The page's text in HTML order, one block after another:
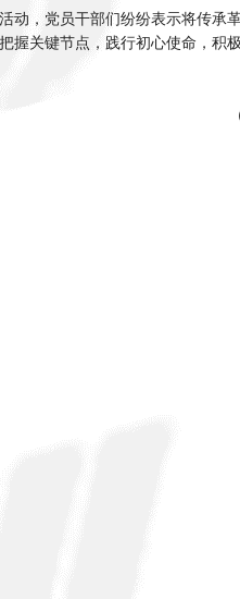
动，党员干部们纷纷表示将传承
握关键节点，践行初心使命，积